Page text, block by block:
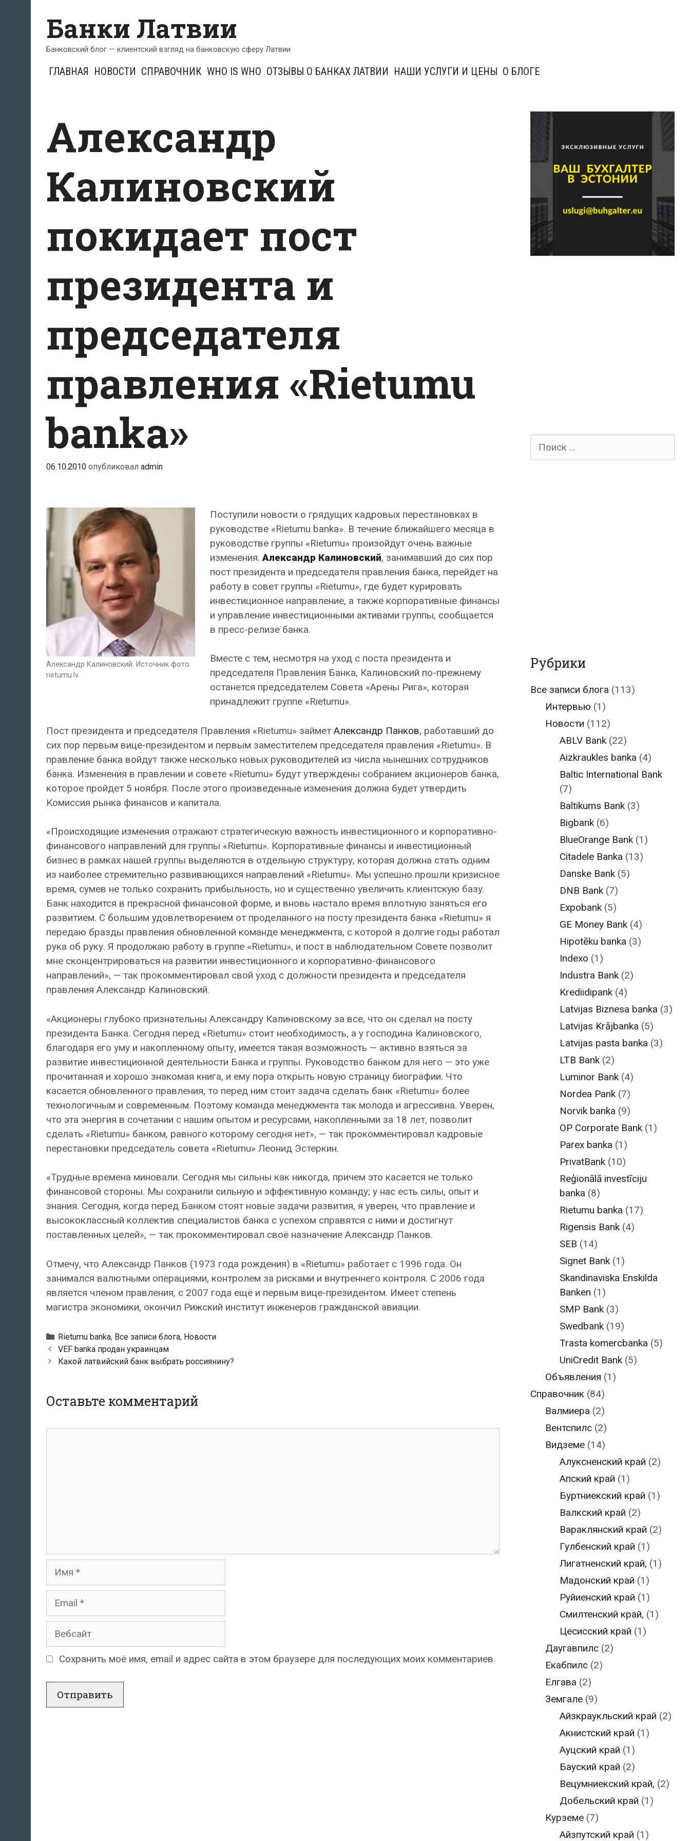
содержимому
Банки Латвии
Банковский блог — клиентский взгляд на банковскую сферу Латвии
ГЛАВНАЯ НОВОСТИ СПРАВОЧНИК WHO IS WHO ОТЗЫВЫ О БАНКАХ ЛАТВИИ НАШИ УСЛУГИ И ЦЕНЫ О БЛОГЕ
Александр
Калиновский
покидает пост
президента и
председателя
правления «Rietumu
banka»
06.10.2010 опубликовал admin
Александр Калиновский. Источник фото:
rietumu.lv.
Поступили новости о грядущих кадровых перестановках в
руководстве «Rietumu banka». В течение ближайшего месяца в
руководстве группы «Rietumu» произойдут очень важные
изменения. Александр Калиновский, занимавший до сих пор
пост президента и председателя правления банка, перейдет на
работу в совет группы «Rietumu», где будет курировать
инвестиционное направление, а также корпоративные финансы
и управление инвестиционными активами группы, сообщается
в пресс-релизе банка.
Вместе с тем, несмотря на уход с поста президента и
председателя Правления Банка, Калиновский по-прежнему
останется председателем Совета «Арены Рига», которая
принадлежит группе «Rietumu».
Пост президента и председателя Правления «Rietumu» займет Александр Панков, работавший до
сих пор первым вице-президентом и первым заместителем председателя правления «Rietumu». В
правление банка войдут также несколько новых руководителей из числа нынешних сотрудников
банка. Изменения в правлении и совете «Rietumu» будут утверждены собранием акционеров банка,
которое пройдет 5 ноября. После этого произведенные изменения должна будет утвердить
Комиссия рынка финансов и капитала.
«Происходящие изменения отражают стратегическую важность инвестиционного и корпоративно-
финансового направлений для группы «Rietumu». Корпоративные финансы и инвестиционный
бизнес в рамках нашей группы выделяются в отдельную структуру, которая должна стать одним
из наиболее стремительно развивающихся направлений «Rietumu». Мы успешно прошли кризисное
время, сумев не только сохранить прибыльность, но и существенно увеличить клиентскую базу.
Банк находится в прекрасной финансовой форме, и вновь настало время вплотную заняться его
развитием. С большим удовлетворением от проделанного на посту президента банка «Rietumu» я
передаю бразды правления обновленной команде менеджмента, с которой я долгие годы работал
рука об руку. Я продолжаю работу в группе «Rietumu», и пост в наблюдательном Совете позволит
мне сконцентрироваться на развитии инвестиционного и корпоративно-финансового
направлений», — так прокомментировал свой уход с должности президента и председателя
правления Александр Калиновский.
«Акционеры глубоко признательны Александру Калиновскому за все, что он сделал на посту
президента Банка. Сегодня перед «Rietumu» стоит необходимость, а у господина Калиновского,
благодаря его уму и накопленному опыту, имеется такая возможность — активно взяться за
развитие инвестиционной деятельности Банка и группы. Руководство банком для него — это уже
прочитанная и хорошо знакомая книга, и ему пора открыть новую страницу биографии. Что
касается обновленного правления, то перед ним стоит задача сделать банк «Rietumu» более
технологичным и современным. Поэтому команда менеджмента так молода и агрессивна. Уверен,
что эта энергия в сочетании с нашим опытом и ресурсами, накопленными за 18 лет, позволит
сделать «Rietumu» банком, равного которому сегодня нет», — так прокомментировал кадровые
перестановки председатель совета «Rietumu» Леонид Эстеркин.
«Трудные времена миновали. Сегодня мы сильны как никогда, причем это касается не только
финансовой стороны. Мы сохранили сильную и эффективную команду; у нас есть силы, опыт и
знания. Сегодня, когда перед Банком стоят новые задачи развития, я уверен, что правление и
высококлассный коллектив специалистов банка с успехом справятся с ними и достигнут
поставленных целей», — так прокомментировал своё назначение Александр Панков.
Отмечу, что Александр Панков (1973 года рождения) в «Rietumu» работает с 1996 года. Он
занимался валютными операциями, контролем за рисками и внутреннего контроля. С 2006 года
является членом правления, с 2007 года ещё и первым вице-президентом. Имеет степень
магистра экономики, окончил Рижский институт инженеров гражданской авиации.
Рубрики
Rietumu banka, Все записи блога, Новости
Навигация
по
VEF banka продан украинцам
Какой латвийский банк выбрать россиянину?
Оставьте комментарий
Имя
Email
Вебсайт
Сохранить моё имя, email и адрес сайта в этом браузере для последующих моих комментариев.
Поиск
Рубрики
Все записи блога (113)
Интервью (1)
Новости (112)
ABLV Bank (22)
Aizkraukles banka (4)
Baltic International Bank
(7)
Baltikums Bank (3)
Bigbank (6)
BlueOrange Bank (1)
Citadele Banka (13)
Danske Bank (5)
DNB Bank (7)
Expobank (5)
GE Money Bank (4)
Hipotēku banka (3)
Indexo (1)
Industra Bank (2)
Krediidipank (4)
Latvijas Biznesa banka (3)
Latvijas Krājbanka (5)
Latvijas pasta banka (3)
LTB Bank (2)
Luminor Bank (4)
Nordea Pank (7)
Norvik banka (9)
OP Corporate Bank (1)
Parex banka (1)
PrivatBank (10)
Reģionālā investīciju
banka (8)
Rietumu banka (17)
Rigensis Bank (4)
SEB (14)
Signet Bank (1)
Skandinaviska Enskilda
Banken (1)
SMP Bank (3)
Swedbank (19)
Trasta komercbanka (5)
UniCredit Bank (5)
Объявления (1)
Справочник (84)
Валмиера (2)
Вентспилс(2)
Видземе(14)
Алуксненский край (2)
Апский край (1)
Буртниекский край (1)
Валкский край (2)
Вараклянский край (2)
Гулбенский край (1)
Лигатненский край, (1)
Мадонский край (1)
Руйиенский край (1)
Смилтенский край, (1)
Цесисский край (1)
Даугавпилс(2)
Екабпилс(2)
Елгава (2)
Земгале(9)
Айзкраукльский край (2)
Акнистский край (1)
Ауцский край (1)
Бауский край (2)
Вецумниекский край, (2)
Добельский край (1)
Курземе(7)
Айзпутский край (1)